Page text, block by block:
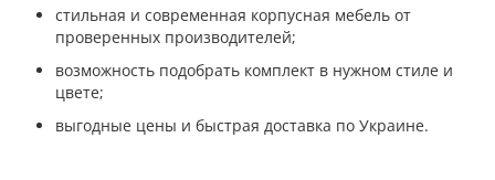
стильная и современная корпусная мебель от
проверенных производителей;
возможность подобрать комплект в нужном стиле и
цвете;
выгодные цены и быстрая доставка по Украине.